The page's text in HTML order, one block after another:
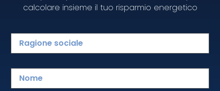
calcolare insieme il tuo risparmio energetico